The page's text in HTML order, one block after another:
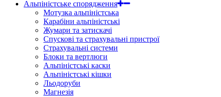
Альпіністське спорядження
Мотузка альпіністська
Карабіни альпіністські
Жумари та затискачі
Спускові та страхувальні пристрої
Страхувальні системи
Блоки та вертлюги
Альпіністські каски
Альпіністські кішки
Льодоруби
Магнезія